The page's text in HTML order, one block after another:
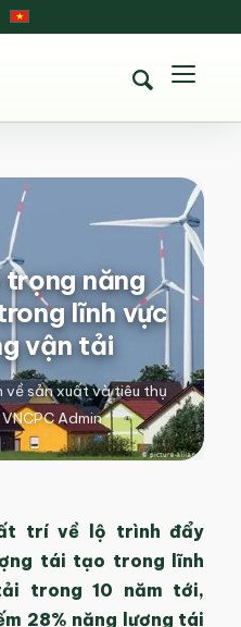
năng
lĩnh vực
vận tải
về sản xuất và tiêu thụ
VNCPC Admin
trí về lộ trình đẩy
tái tạo trong lĩnh
trong 10 năm tới,
28% năng lượng tái